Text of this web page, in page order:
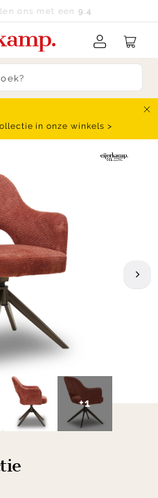
ons met een 9.4
in onze winkels >
+1